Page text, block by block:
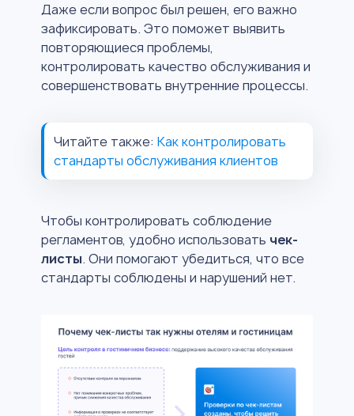
Даже если вопрос был решен, его важно
зафиксировать. Это поможет выявить
повторяющиеся проблемы,
контролировать качество обслуживания и
совершенствовать внутренние процессы.
Читайте также: Как контролировать
стандарты обслуживания клиентов
Чтобы контролировать соблюдение
регламентов, удобно использовать чек-
листы. Они помогают убедиться, что все
стандарты соблюдены и нарушений нет.